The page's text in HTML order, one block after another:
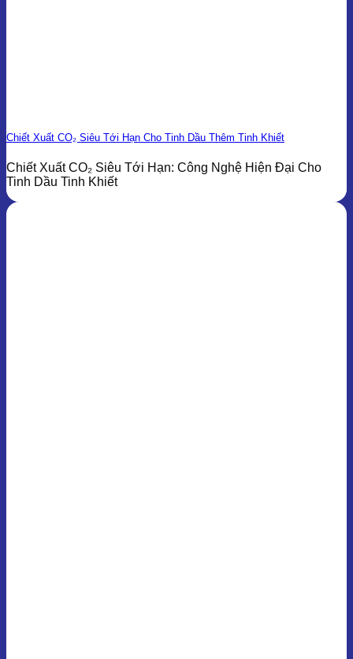
Chiết Xuất CO₂ Siêu Tới Hạn Cho Tinh Dầu Thêm Tinh Khiết
Chiết Xuất CO₂ Siêu Tới Hạn: Công Nghệ Hiện Đại Cho
Tinh Dầu Tinh Khiết